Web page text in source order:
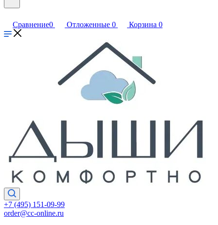
Сравнение0 Отложенные 0 Корзина 0
+7 (495) 151-09-99
order@cc-online.ru